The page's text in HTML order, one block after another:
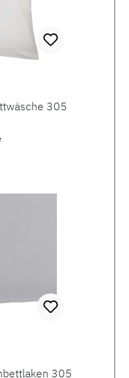
305
305